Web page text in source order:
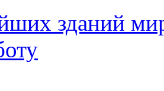
зданий